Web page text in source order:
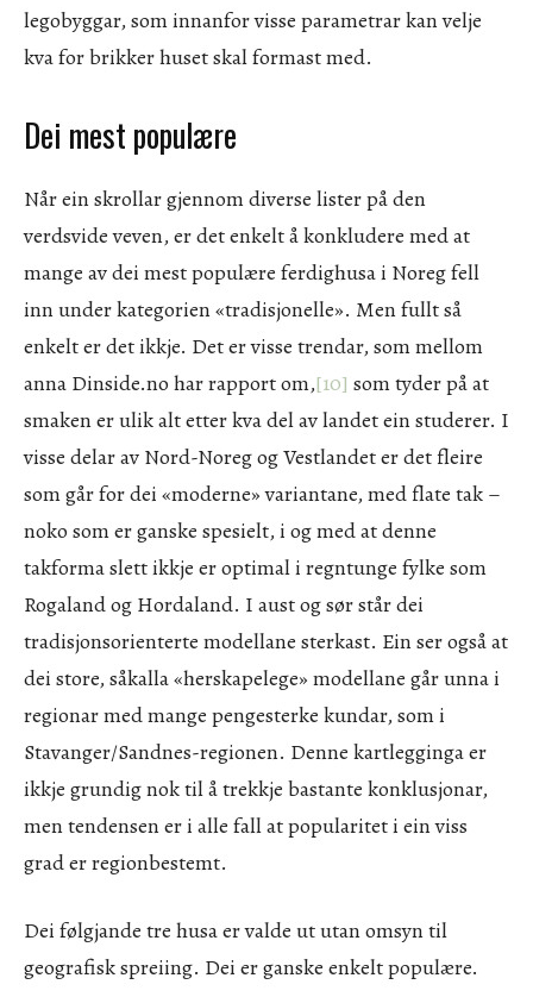
legobyggar, som innanfor visse parametrar kan velje
kva for brikker huset skal formast med.
Dei mest populære
Når ein skrollar gjennom diverse lister på den
verdsvide veven, er det enkelt å konkludere med at
mange av dei mest populære ferdighusa i Noreg fell
inn under kategorien «tradisjonelle». Men fullt så
enkelt er det ikkje. Det er visse trendar, som mellom
anna Dinside.no har rapport om,[10] som tyder på at
smaken er ulik alt etter kva del av landet ein studerer. I
visse delar av Nord-Noreg og Vestlandet er det fleire
som går for dei «moderne» variantane, med flate tak –
noko som er ganske spesielt, i og med at denne
takforma slett ikkje er optimal i regntunge fylke som
Rogaland og Hordaland. I aust og sør står dei
tradisjonsorienterte modellane sterkast. Ein ser også at
dei store, såkalla «herskapelege» modellane går unna i
regionar med mange pengesterke kundar, som i
Stavanger/Sandnes-regionen. Denne kartlegginga er
ikkje grundig nok til å trekkje bastante konklusjonar,
men tendensen er i alle fall at popularitet i ein viss
grad er regionbestemt.
Dei følgjande tre husa er valde ut utan omsyn til
geografisk spreiing. Dei er ganske enkelt populære.